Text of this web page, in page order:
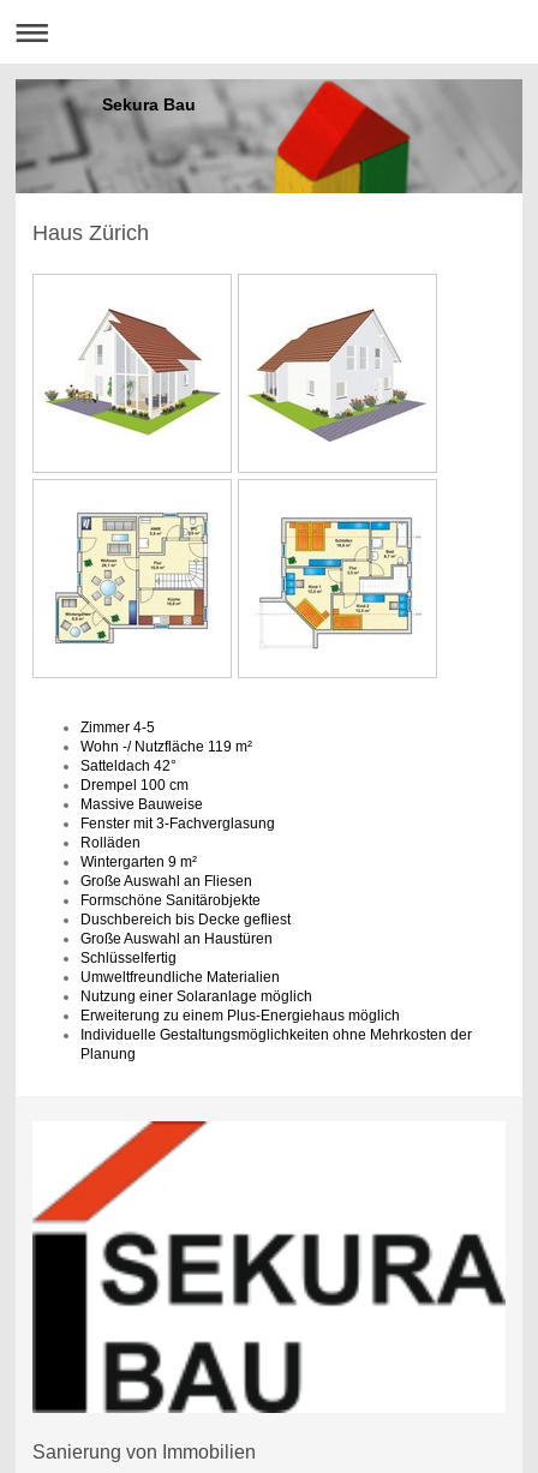
Sekura Bau
Haus Zürich
Zimmer 4-5
Wohn -/ Nutzfläche 119 m²
Satteldach 42°
Drempel 100 cm
Massive Bauweise
Fenster mit 3-Fachverglasung
Rolläden
Wintergarten 9 m²
Große Auswahl an Fliesen
Formschöne Sanitärobjekte
Duschbereich bis Decke gefliest
Große Auswahl an Haustüren
Schlüsselfertig
Umweltfreundliche Materialien
Nutzung einer Solaranlage möglich
Erweiterung zu einem Plus-Energiehaus möglich
Individuelle Gestaltungsmöglichkeiten ohne Mehrkosten der
Planung
Sanierung von Immobilien